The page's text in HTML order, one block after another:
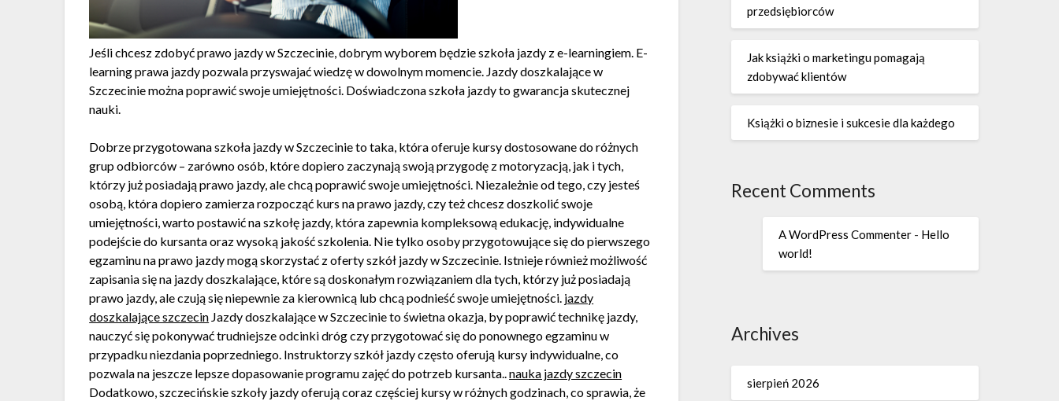
Jeśli chcesz zdobyć prawo jazdy w Szczecinie, dobrym wyborem będzie szkoła jazdy z e-learningiem. E-
learning prawa jazdy pozwala przyswajać wiedzę w dowolnym momencie. Jazdy doszkalające w
Szczecinie można poprawić swoje umiejętności. Doświadczona szkoła jazdy to gwarancja skutecznej
nauki.
Dobrze przygotowana szkoła jazdy w Szczecinie to taka, która oferuje kursy dostosowane do różnych
grup odbiorców – zarówno osób, które dopiero zaczynają swoją przygodę z motoryzacją, jak i tych,
którzy już posiadają prawo jazdy, ale chcą poprawić swoje umiejętności. Niezależnie od tego, czy jesteś
osobą, która dopiero zamierza rozpocząć kurs na prawo jazdy, czy też chcesz doszkolić swoje
umiejętności, warto postawić na szkołę jazdy, która zapewnia kompleksową edukację, indywidualne
podejście do kursanta oraz wysoką jakość szkolenia. Nie tylko osoby przygotowujące się do pierwszego
egzaminu na prawo jazdy mogą skorzystać z oferty szkół jazdy w Szczecinie. Istnieje również możliwość
zapisania się na jazdy doszkalające, które są doskonałym rozwiązaniem dla tych, którzy już posiadają
prawo jazdy, ale czują się niepewnie za kierownicą lub chcą podnieść swoje umiejętności. jazdy
doszkalające szczecin Jazdy doszkalające w Szczecinie to świetna okazja, by poprawić technikę jazdy,
nauczyć się pokonywać trudniejsze odcinki dróg czy przygotować się do ponownego egzaminu w
przypadku niezdania poprzedniego. Instruktorzy szkół jazdy często oferują kursy indywidualne, co
pozwala na jeszcze lepsze dopasowanie programu zajęć do potrzeb kursanta..nauka jazdy szczecin
Dodatkowo, szczecińskie szkoły jazdy oferują coraz częściej kursy w różnych godzinach, co sprawia, że
przedsiębiorców
Jak książki o marketingu pomagają
zdobywać klientów
Książki o biznesie i sukcesie dla każdego
Recent Comments
A WordPress Commenter- Hello
world!
Archives
sierpień 2026